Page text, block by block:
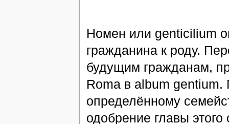
Номен или genticilium
гражданина к роду.
будущим гражданам,
Roma в album
определённому
одобрение главы